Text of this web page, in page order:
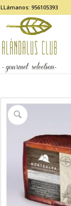
LLámanos: 956105393